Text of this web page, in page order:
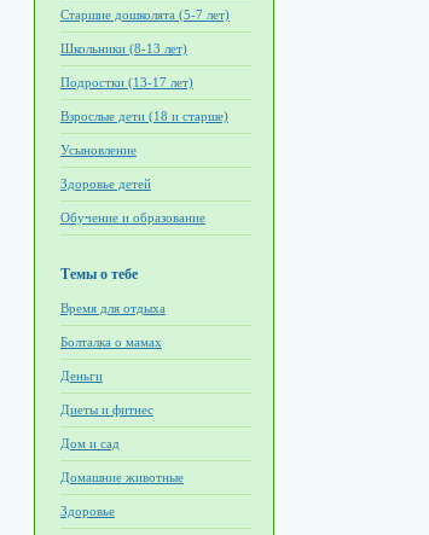
Старшие дошколята (5-7 лет)
Школьники (8-13 лет)
Подростки (13-17 лет)
Взрослые дети (18 и старше)
Усыновление
Здоровье детей
Обучение и образование
Темы о тебе
Время для отдыха
Болталка о мамах
Деньги
Диеты и фитнес
Дом и сад
Домашние животные
Здоровье